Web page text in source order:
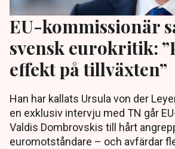
EU-kommissionär
svensk eurokritik:
effekt på tillväxten”
Han har kallats Ursula von der
en exklusiv intervju med TN går
Valdis Dombrovskis till hårt
euromotståndare – och avfärdar